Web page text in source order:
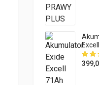
PLUS